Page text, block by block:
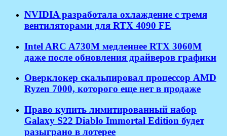
NVIDIA разработала охлаждение с тремя
вентиляторами для RTX 4090 FE
Intel ARC A730M медленнее RTX 3060M
даже после обновления драйверов графики
Оверклокер скальпировал процессор AMD
Ryzen 7000, которого еще нет в продаже
Право купить лимитированный набор
Galaxy S22 Diablo Immortal Edition будет
разыграно в лотерее